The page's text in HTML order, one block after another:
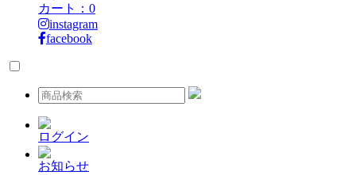
カート： 0
instagram
facebook
ログイン
お知らせ